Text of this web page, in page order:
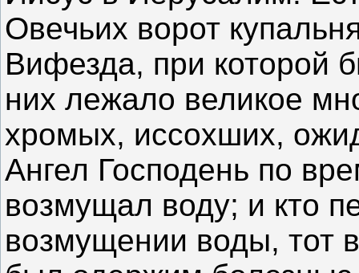
Овечьих ворот
Вифезда, при которой
них лежало великое
хромых, иссохших,
Ангел Господень по
возмущал воду; и кто
возмущении воды, тот